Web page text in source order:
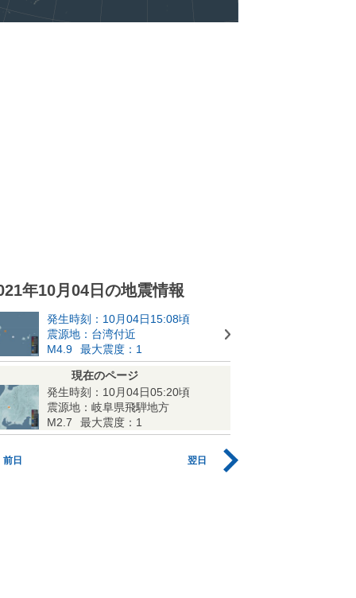
年10月04日の地震情報
発生時刻：10月04日15:08頃
震源地：台湾付近
M4.9
最大震度：1
現在のページ
発生時刻：10月04日05:20頃
震源地：岐阜県飛騨地方
M2.7
最大震度：1
前日 翌日